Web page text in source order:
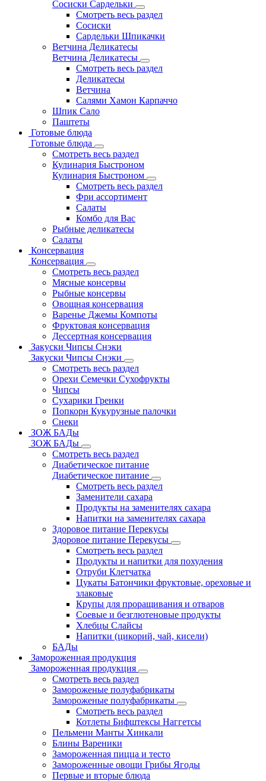
Сосиски Сардельки
Смотреть весь раздел
Сосиски
Сардельки Шпикачки
Ветчина Деликатесы
Ветчина Деликатесы
Смотреть весь раздел
Деликатесы
Ветчина
Салями Хамон Карпаччо
Шпик Сало
Паштеты
Готовые блюда
Готовые блюда
Смотреть весь раздел
Кулинария Быстроном
Кулинария Быстроном
Смотреть весь раздел
Фри ассортимент
Салаты
Комбо для Вас
Рыбные деликатесы
Салаты
Консервация
Консервация
Смотреть весь раздел
Мясные консервы
Рыбные консервы
Овощная консервация
Варенье Джемы Компоты
Фруктовая консервация
Дессертная консервация
Закуски Чипсы Снэки
Закуски Чипсы Снэки
Смотреть весь раздел
Орехи Семечки Сухофрукты
Чипсы
Сухарики Гренки
Попкорн Кукурузные палочки
Снеки
ЗОЖ БАДы
ЗОЖ БАДы
Смотреть весь раздел
Диабетическое питание
Диабетическое питание
Смотреть весь раздел
Заменители сахара
Продукты на заменителях сахара
Напитки на заменителях сахара
Здоровое питание Перекусы
Здоровое питание Перекусы
Смотреть весь раздел
Продукты и напитки для похудения
Отруби Клетчатка
Цукаты Батончики фруктовые, ореховые и
злаковые
Крупы для проращивания и отваров
Соевые и безглютеновые продукты
Хлебцы Слайсы
Напитки (цикорий, чай, кисели)
БАДы
Замороженная продукция
Замороженная продукция
Смотреть весь раздел
Замороженые полуфабрикаты
Замороженые полуфабрикаты
Смотреть весь раздел
Котлеты Бифштексы Наггетсы
Пельмени Манты Хинкали
Блины Вареники
Замороженная пицца и тесто
Замороженные овощи Грибы Ягоды
Первые и вторые блюда